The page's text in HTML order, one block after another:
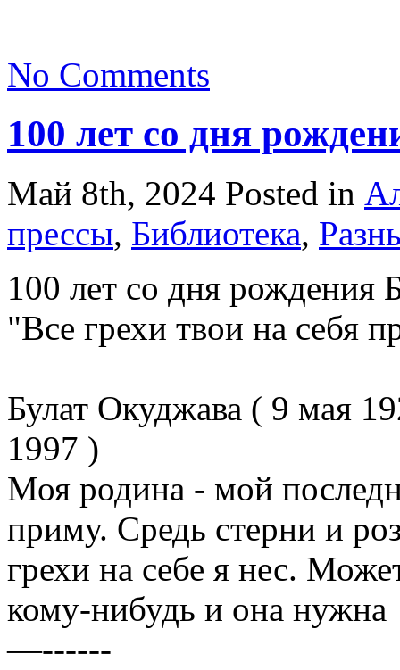
No Comments
100 лет со дня
Май 8th, 2024 Posted in
прессы, Библиотека,
100 лет со дня рождения
"Все грехи твои на себя
Булат Окуджава ( 9 мая
1997 )
Моя родина - мой
приму. Средь стерни и
грехи на себе я нес.
кому-нибудь и она нужна
—------